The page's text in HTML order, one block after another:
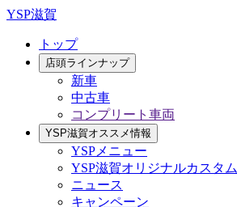
YSP滋賀
トップ
店頭ラインナップ
新車
中古車
コンプリート車両
YSP滋賀オススメ情報
YSPメニュー
YSP滋賀オリジナルカスタム
ニュース
キャンペーン